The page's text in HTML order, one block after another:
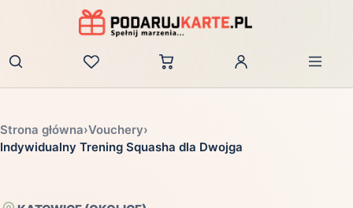
Zaloguj
Strona główna›Vouchery›
Indywidualny Trening Squasha dla Dwojga